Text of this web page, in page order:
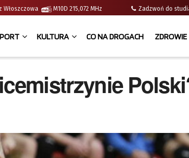
Włoszczowa M10D 215,072 MHz Zadzwoń do
KULTURA CO NA DROGACH ZDROWIE